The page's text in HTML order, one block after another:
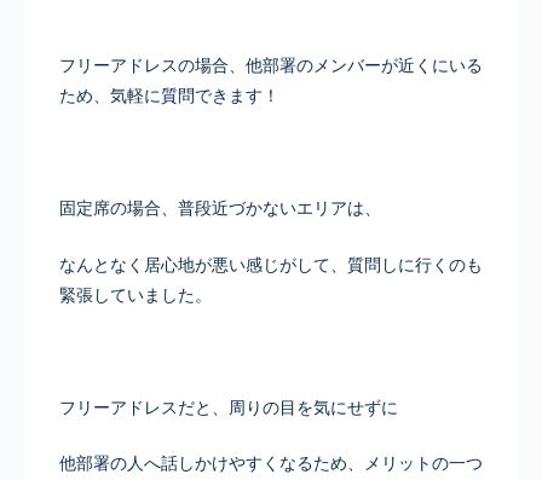
フリーアドレスの場合、他部署のメンバーが近くにいる
ため、気軽に質問できます！
固定席の場合、普段近づかないエリアは、
なんとなく居心地が悪い感じがして、質問しに行くのも
緊張していました。
フリーアドレスだと、周りの目を気にせずに
他部署の人へ話しかけやすくなるため、メリットの一つ